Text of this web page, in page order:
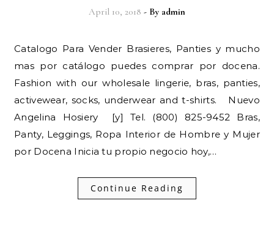
April 10, 2018 - By admin
Catalogo Para Vender Brasieres, Panties y mucho
mas por catálogo puedes comprar por docena.
Fashion with our wholesale lingerie, bras, panties,
activewear, socks, underwear and t-shirts. Nuevo
Angelina Hosiery [y] Tel. (800) 825-9452 Bras,
Panty, Leggings, Ropa Interior de Hombre y Mujer
por Docena Inicia tu propio negocio hoy,…
Continue Reading